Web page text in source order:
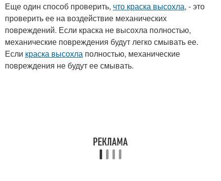
Еще один способ проверить, что краска высохла, - это
проверить ее на воздействие механических
повреждений. Если краска не высохла полностью,
механические повреждения будут легко смывать ее.
Если краска высохла полностью, механические
повреждения не будут ее смывать.